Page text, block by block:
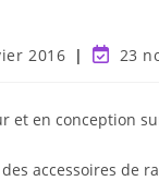
2016 23
et en conception
accessoires de